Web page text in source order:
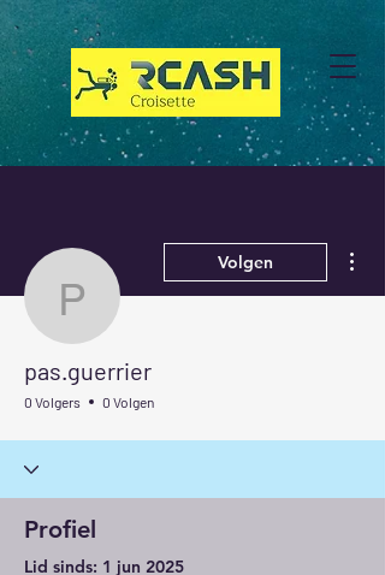
pas.guerrier
Volgen
pas.guerrier
0 Volgers 0 Volgen
Profiel
Lid sinds: 1 jun 2025